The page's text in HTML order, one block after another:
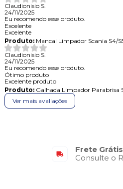
Claudionisio S.
24/11/2025
Eu recomendo esse produto.
Excelente
Excelente
Produto:Mancal Limpador Scania S4/
Claudionisio S.
24/11/2025
Eu recomendo esse produto.
Ótimo produto
Excelente produto
Produto:Galhada Limpador Parabrisa
Ver mais avaliações
Frete Grátis
Consulte o